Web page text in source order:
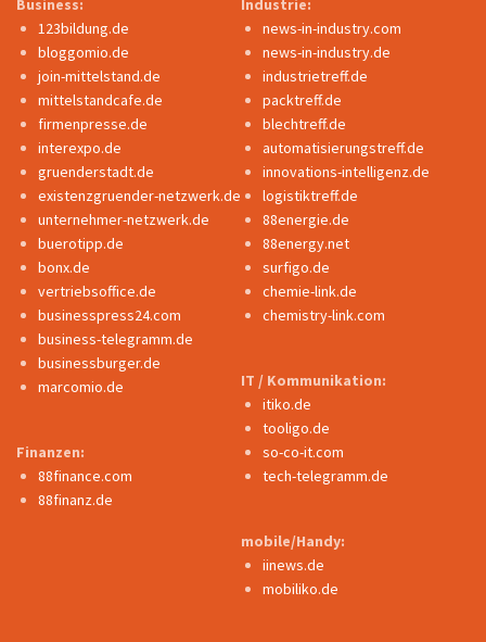
Business:
123bildung.de
bloggomio.de
join-mittelstand.de
mittelstandcafe.de
firmenpresse.de
interexpo.de
gruenderstadt.de
existenzgruender-netzwerk.de
unternehmer-netzwerk.de
buerotipp.de
bonx.de
vertriebsoffice.de
businesspress24.com
business-telegramm.de
businessburger.de
marcomio.de
Finanzen:
88finance.com
88finanz.de
Industrie:
news-in-industry.com
news-in-industry.de
industrietreff.de
packtreff.de
blechtreff.de
automatisierungstreff.de
innovations-intelligenz.de
logistiktreff.de
88energie.de
88energy.net
surfigo.de
chemie-link.de
chemistry-link.com
IT / Kommunikation:
itiko.de
tooligo.de
so-co-it.com
tech-telegramm.de
mobile/Handy:
iinews.de
mobiliko.de